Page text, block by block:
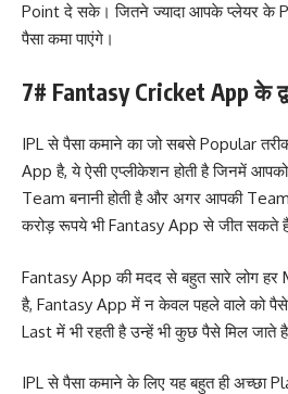
Point दे सके। जितने ज्यादा आपके प्लेयर के
पैसा कमा पाएंगे।
7# Fantasy Cricket App के
IPL से पैसा कमाने का जो सबसे Popular
App है, ये ऐसी एप्लीकेशन होती है जिनमें
Team बनानी होती है और अगर आपकी
करोड़ रूपये भी Fantasy App से जीत सकते
Fantasy App की मदद से बहुत सारे लोग हर
है, Fantasy App में न केवल पहले वाले को पैसे
Last में भी रहती है उन्हें भी कुछ पैसे मिल जाते
IPL से पैसा कमाने के लिए यह बहुत ही अच्छा